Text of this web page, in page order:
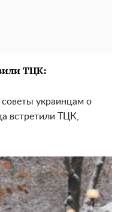
ТЦК:
украинцам о
встретили ТЦК,